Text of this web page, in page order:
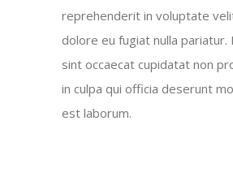
reprehenderit in voluptate
dolore eu fugiat nulla pariatur.
sint occaecat cupidatat non
in culpa qui officia deserunt
est laborum.